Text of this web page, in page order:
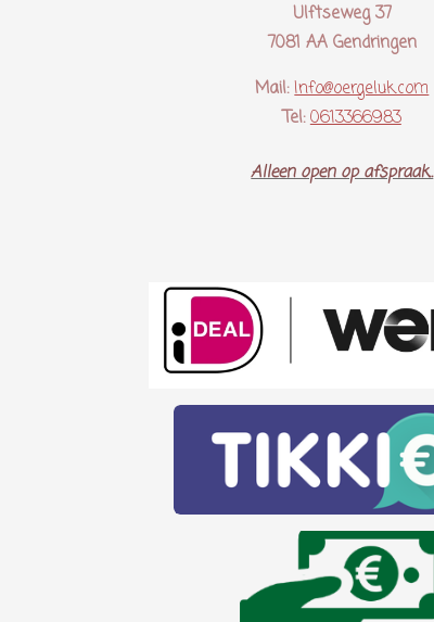
Ulftseweg 37
7081 AA Gendringen
Mail: Info@oergeluk.com
Tel: 0613366983
Alleen open op afspraak..